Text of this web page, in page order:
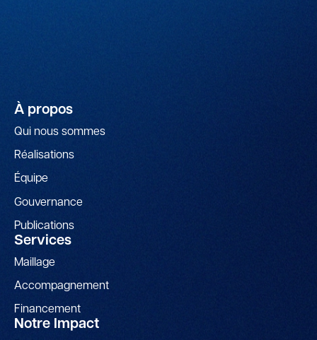
À propos
Qui nous sommes
Réalisations
Équipe
Gouvernance
Publications
Services
Maillage
Accompagnement
Financement
Notre Impact